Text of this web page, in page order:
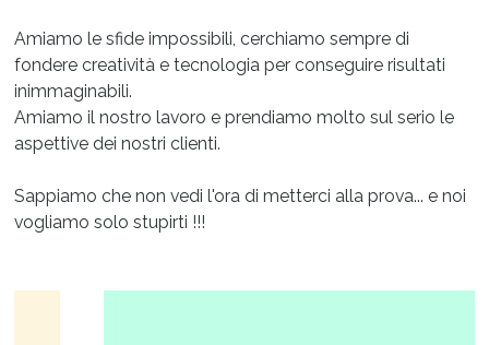
Amiamo le sfide impossibili, cerchiamo sempre di
fondere creatività e tecnologia per conseguire risultati
inimmaginabili.
Amiamo il nostro lavoro e prendiamo molto sul serio le
aspettive dei nostri clienti.
Sappiamo che non vedi l'ora di metterci alla prova... e noi
vogliamo solo stupirti !!!